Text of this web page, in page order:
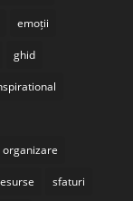
emoții
ghid
organizare
sfaturi